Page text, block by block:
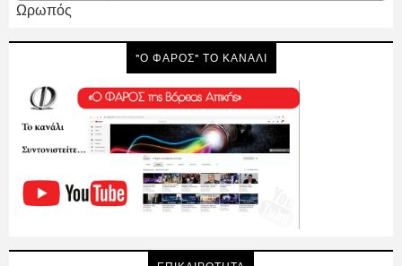
Ωρωπός
"Ο ΦΑΡΟΣ" ΤΟ ΚΑΝΑΛΙ